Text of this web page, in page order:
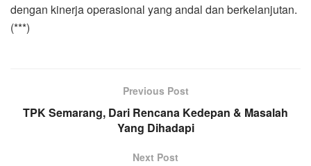
dengan kinerja operasional yang andal dan berkelanjutan.
(***)
Previous Post
TPK Semarang, Dari Rencana Kedepan & Masalah
Yang Dihadapi
Next Post